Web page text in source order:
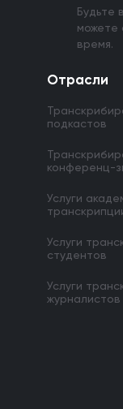
Будьте
можете
время.
Отрасли
подкастов
конференц-
Услуги
Услуги
студентов
Услуги
журналистов